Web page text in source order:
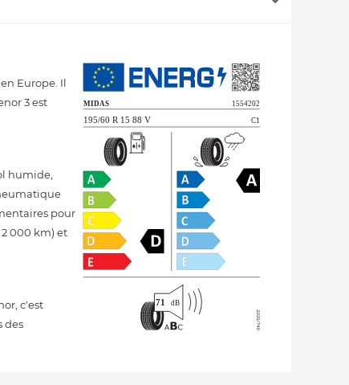
Europe. Il
3 est
humide,
pour
000 km) et
c'est
des